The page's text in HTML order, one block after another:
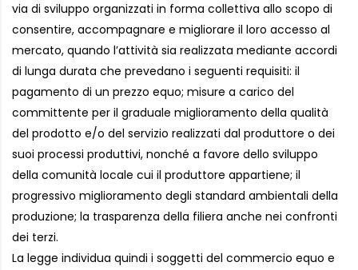
via di sviluppo organizzati in forma collettiva allo scopo di
consentire, accompagnare e migliorare il loro accesso al
mercato, quando l’attività sia realizzata mediante accordi
di lunga durata che prevedano i seguenti requisiti: il
pagamento di un prezzo equo; misure a carico del
committente per il graduale miglioramento della qualità
del prodotto e/o del servizio realizzati dal produttore o dei
suoi processi produttivi, nonché a favore dello sviluppo
della comunità locale cui il produttore appartiene; il
progressivo miglioramento degli standard ambientali della
produzione; la trasparenza della filiera anche nei confronti
dei terzi.
La legge individua quindi i soggetti del commercio equo e